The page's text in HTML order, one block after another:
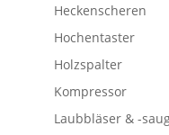
Heckenscheren
Hochentaster
Holzspalter
Kompressor
Laubbläser & -